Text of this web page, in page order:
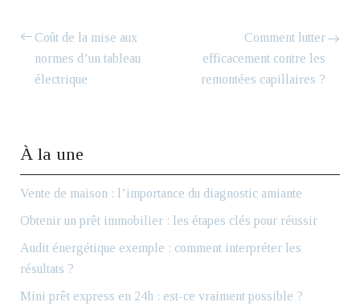
Coût de la mise aux
normes d’un tableau
électrique
Comment lutter
efficacement contre les
remontées capillaires ?
À la une
Vente de maison : l’importance du diagnostic amiante
Obtenir un prêt immobilier : les étapes clés pour réussir
Audit énergétique exemple : comment interpréter les
résultats ?
Mini prêt express en 24h : est-ce vraiment possible ?